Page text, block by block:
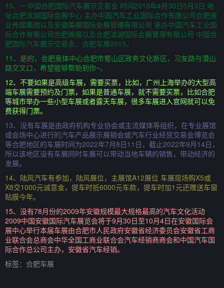
10、一中国合肥国际汽车展示交易会 时间2015年4月30日5月3日 地
址合肥滨湖国际会展中心 主办中国汽车工业国际合作有限公司合肥报
业传媒集团以及安徽美展国际会展管理有限公司 承办中国汽车工业国
际合作有限公司合肥晚报以及合肥滨湖国际会展管理有限公司 中国合
肥国际汽车展示交易会，合肥车展2015。
11、是的，合肥奥体中心合肥市蜀山区政务文化新区，习友路与潜山
路交叉口，希望能够帮助到你~。
12、不要如果是高级车展，需要买票，比如，广州上海举办的大型高
端车展需要预约及门票，如果是普通车展，就不需要买票，比如合肥
等城市举办一些小型车展或者露天车展，很多车展进入官网就可以免
费获得门票。
13、没有车展是由政府机构专业协会或主流媒体等组织，在专业展馆
或会场中心进行的汽车产品展示展销会或汽车行业经贸交易会博览会
等合肥地区的车展时间为2022年7月8日11日，截止2022年9月14日，
所以该地区没有车展同时车展可以带动当地车辆的销售，带动经济的
发展。
14、陆风汽车有参加，陆风展位，主展馆A12展位 车展现场购X5或
X8交1000元诚意金，提车时抵6000元车款，提车时加1元还赠送车窗
贴膜今年。
15、没有78月份的2009年安徽规模最大规格最高的汽车文化活动
2009中国安徽国际汽车展览会将于9月30日至10月4日在安徽国际会
展中心举行本届车展由合肥市人民政府安徽省经济委员会安徽省工商
业联合会总商会中华全国工商业联合会汽车经销商商会和中国汽车国
际合作总公司主办，安徽省汽车经销。
标签： 合肥车展